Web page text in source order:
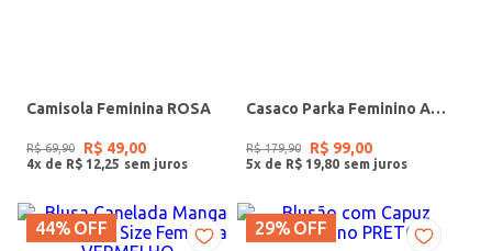
Camisola Feminina ROSA
R$ 69,90 R$ 49,00
4x de R$ 12 25
Casaco Parka Feminino AREIA
R$ 179,90 R$ 99,00
5x de R$ 19 80
44% OFF 29% OFF